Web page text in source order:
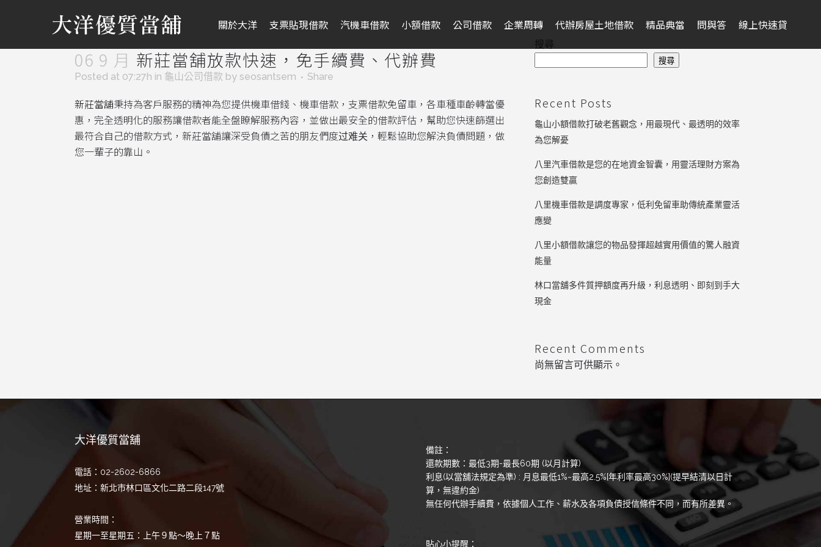
關於大洋 支票貼現借款 汽機車借款 小額借款 公司借款 企業周轉 代辦房屋土地借款 精品典當 問與答 線上快速貸
06 9 月 新莊當舖放款快速，免手續費、代辦費
Posted at 07:27h in 龜山公司借款 by seosantsem Share
新莊當舖秉持為客戶服務的精神為您提供機車借錢、機車借款，支票借款免留車，各車種車齡轉當優
惠，完全透明化的服務讓借款者能全盤瞭解服務內容，並做出最安全的借款評估，幫助您快速篩選出
最符合自己的借款方式，新莊當舖讓深受負債之苦的朋友們度过难关，輕鬆協助您解決負債問題，做
您一輩子的靠山。
搜尋
搜尋
Recent Posts
龜山小額借款打破老舊觀念，用最現代、最透明的效率
為您解憂
八里汽車借款是您的在地資金智囊，用靈活理財方案為
您創造雙贏
八里機車借款是調度專家，低利免留車助傳統產業靈活
應變
八里小額借款讓您的物品發揮超越實用價值的驚人融資
能量
林口當舖多件質押額度再升級，利息透明、即刻到手大
現金
Recent Comments
尚無留言可供顯示。
大洋優質當舖
電話：02-2602-6866
地址：新北市林口區文化二路二段147號
營業時間：
星期一至星期五：上午９點～晚上７點
備註：
還款期數：最低3期-最長60期 (以月計算)
利息(以當舖法規定為準) : 月息最低1%~最高2.5%[年利率最高30%](提早結清以日計
算，無違約金)
無任何代辦手續費，依據個人工作、薪水及各項負債授信條件不同，而有所差異。
貼心小提醒：